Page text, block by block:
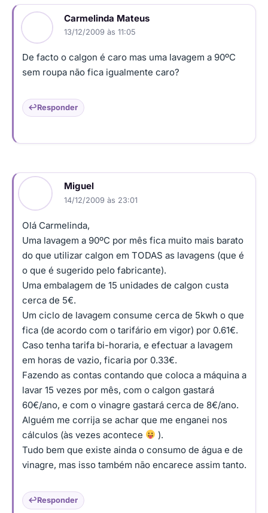
Carmelinda Mateus
13/12/2009 às 11:05
De facto o calgon é caro mas uma lavagem a 90ºC
sem roupa não fica igualmente caro?
Responder
Miguel
14/12/2009 às 23:01
Olá Carmelinda,
Uma lavagem a 90ºC por mês fica muito mais barato
do que utilizar calgon em TODAS as lavagens (que é
o que é sugerido pelo fabricante).
Uma embalagem de 15 unidades de calgon custa
cerca de 5€.
Um ciclo de lavagem consume cerca de 5kwh o que
fica (de acordo com o tarifário em vigor) por 0.61€.
Caso tenha tarifa bi-horaria, e efectuar a lavagem
em horas de vazio, ficaria por 0.33€.
Fazendo as contas contando que coloca a máquina a
lavar 15 vezes por mês, com o calgon gastará
60€/ano, e com o vinagre gastará cerca de 8€/ano.
Alguém me corrija se achar que me enganei nos
cálculos (às vezes acontece
).
Tudo bem que existe ainda o consumo de água e de
vinagre, mas isso também não encarece assim tanto.
Responder